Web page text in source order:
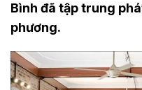
Bình đã tập trung
phương.